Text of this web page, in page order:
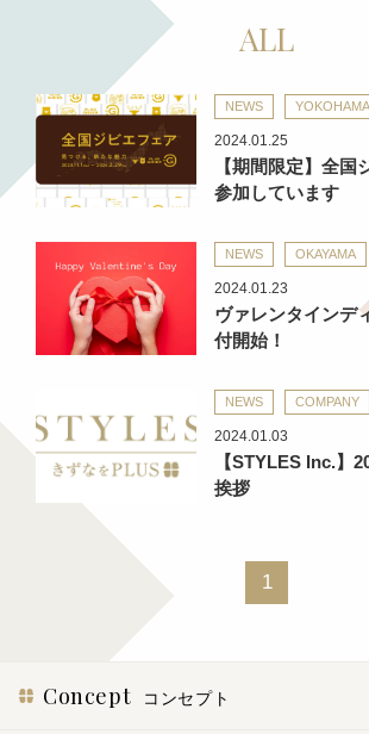
ALL
NEWS YOKOHAMA
2024.01.25
【期間限定】全国
参加しています
NEWS OKAYAMA
2024.01.23
ヴァレンタインデ
付開始！
NEWS COMPANY
2024.01.03
【STYLES Inc.】
挨拶
1
Concept コンセプト